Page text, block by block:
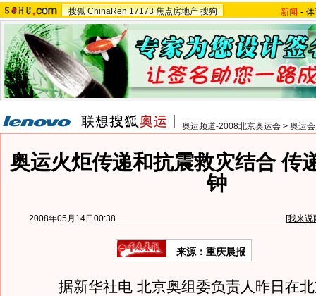
搜狐 ChinaRen 17173 焦点房地产 搜狗 新闻 -
奥运频道-2008北京奥运会 > 奥运
奥运火炬传递和抗震救灾结合 传
钟
2008年05月14日00:38 [我来说
来源：重庆晨报
据新华社电 北京奥组委负责人昨日在北